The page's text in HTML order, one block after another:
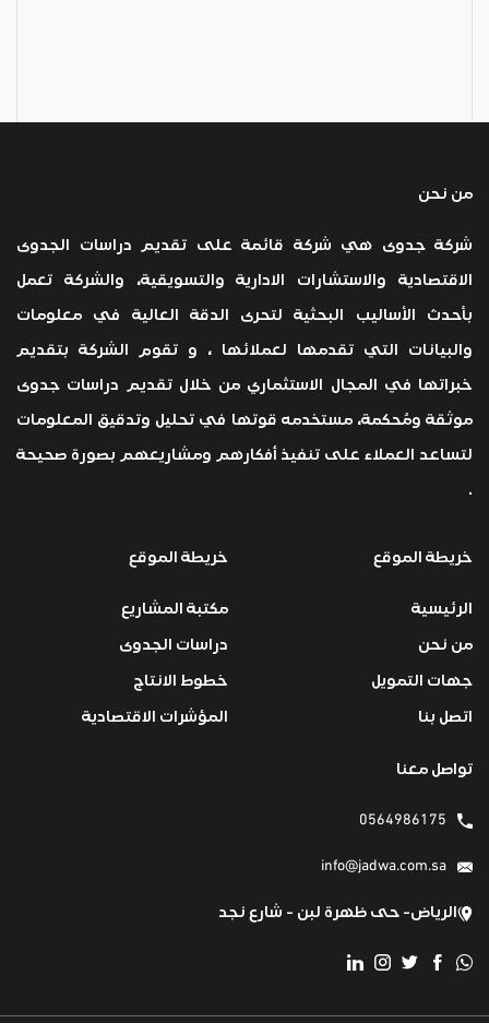
من نحن
شركة جدوى هي شركة قائمة على تقديم دراسات الجدوى
الاقتصادية والاستشارات الادارية والتسويقية، والشركة تعمل
بأحدث الأساليب البحثية لتحرى الدقة العالية في معلومات
والبيانات التي تقدمها لعملائها ، و تقوم الشركة بتقديم
خبراتها في المجال الاستثماري من خلال تقديم دراسات جدوى
موثقة ومُحكمة، مستخدمه قوتها في تحليل وتدقيق المعلومات
لتساعد العملاء على تنفيذ أفكارهم ومشاريعهم بصورة صحيحة
.
خريطة الموقع
الرئيسية
من نحن
جهات التمويل
اتصل بنا
خريطة الموقع
مكتبة المشاريع
دراسات الجدوى
خطوط الانتاج
المؤشرات الاقتصادية
تواصل معنا
0564986175
info@jadwa.com.sa
الرياض- حى ظهرة لبن - شارع نجد